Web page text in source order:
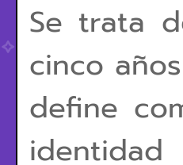
Se trata
cinco
define